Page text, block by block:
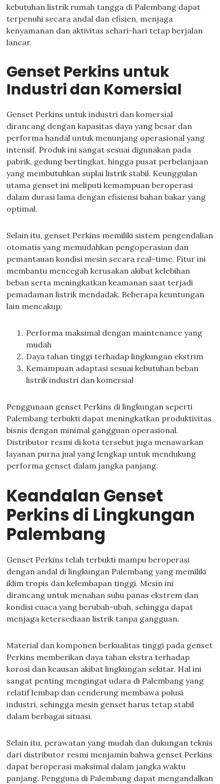
kebutuhan listrik rumah tangga di Palembang dapat
terpenuhi secara andal dan efisien, menjaga
kenyamanan dan aktivitas sehari-hari tetap berjalan
lancar.
Genset Perkins untuk
Industri dan Komersial
Genset Perkins untuk industri dan komersial
dirancang dengan kapasitas daya yang besar dan
performa handal untuk menunjang operasional yang
intensif. Produk ini sangat sesuai digunakan pada
pabrik, gedung bertingkat, hingga pusat perbelanjaan
yang membutuhkan suplai listrik stabil. Keunggulan
utama genset ini meliputi kemampuan beroperasi
dalam durasi lama dengan efisiensi bahan bakar yang
optimal.
Selain itu, genset Perkins memiliki sistem pengendalian
otomatis yang memudahkan pengoperasian dan
pemantauan kondisi mesin secara real-time. Fitur ini
membantu mencegah kerusakan akibat kelebihan
beban serta meningkatkan keamanan saat terjadi
pemadaman listrik mendadak. Beberapa keuntungan
lain mencakup:
Performa maksimal dengan maintenance yang
mudah
Daya tahan tinggi terhadap lingkungan ekstrim
Kemampuan adaptasi sesuai kebutuhan beban
listrik industri dan komersial
Penggunaan genset Perkins di lingkungan seperti
Palembang terbukti dapat meningkatkan produktivitas
bisnis dengan minimal gangguan operasional.
Distributor resmi di kota tersebut juga menawarkan
layanan purna jual yang lengkap untuk mendukung
performa genset dalam jangka panjang.
Keandalan Genset
Perkins di Lingkungan
Palembang
Genset Perkins telah terbukti mampu beroperasi
dengan andal di lingkungan Palembang yang memiliki
iklim tropis dan kelembapan tinggi. Mesin ini
dirancang untuk menahan suhu panas ekstrem dan
kondisi cuaca yang berubah-ubah, sehingga dapat
menjaga ketersediaan listrik tanpa gangguan.
Material dan komponen berkualitas tinggi pada genset
Perkins memberikan daya tahan ekstra terhadap
korosi dan keausan akibat lingkungan sekitar. Hal ini
sangat penting mengingat udara di Palembang yang
relatif lembap dan cenderung membawa polusi
industri, sehingga mesin genset harus tetap stabil
dalam berbagai situasi.
Selain itu, perawatan yang mudah dan dukungan teknis
dari distributor resmi menjamin bahwa genset Perkins
dapat beroperasi maksimal dalam jangka waktu
panjang. Pengguna di Palembang dapat mengandalkan